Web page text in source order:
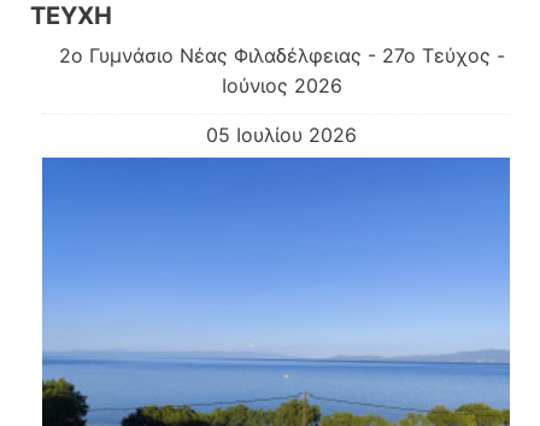
ΤΕΥΧΗ
2o Γυμνάσιο Νέας Φιλαδέλφειας - 27ο Τεύχος -
Ιούνιος 2026
05 Ιουλίου 2026